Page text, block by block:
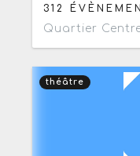
312
Quartier
théâtre